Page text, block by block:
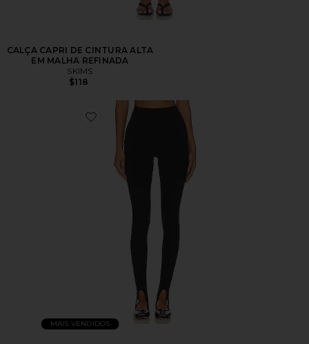
CALÇA CAPRI DE CINTURA ALTA
EM MALHA REFINADA
SKIMS
$118
MAIS VENDIDOS